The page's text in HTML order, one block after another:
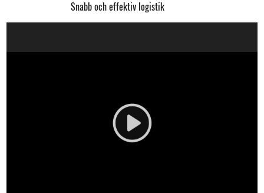
Snabb och effektiv logistik